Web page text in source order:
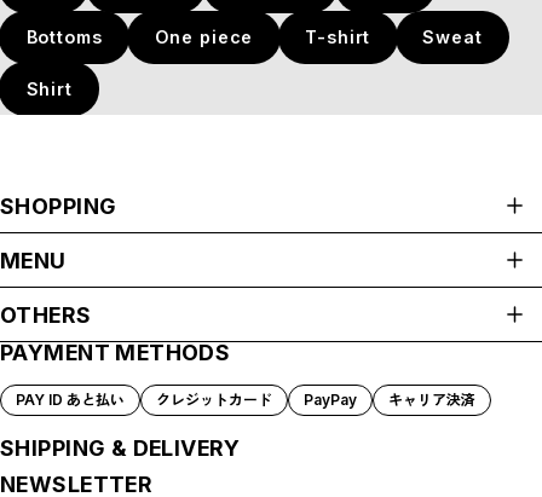
Bottoms One piece T-shirt Sweat
Shirt
SHOPPING
Unisex
Tops
Bottoms
One piece
T-shirt
Sweat
MENU
SHOP GUIDE
PAYMENT METHODS
BLOG
MEMBERSHIP
MYPAGE
OTHERS
プライバシーポリシー
特定商取引法に基づく表記
会員規約
PAYMENT METHODS
PAY ID あと払い クレジットカード PayPay キャリア決済
SHIPPING & DELIVERY
NEWSLETTER